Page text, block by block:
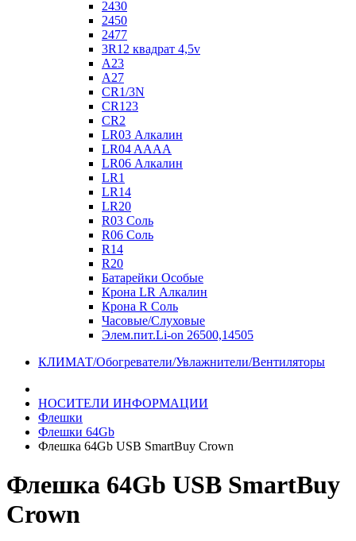
2430
2450
2477
3R12 квадрат 4,5v
A23
A27
CR1/3N
CR123
CR2
LR03 Алкалин
LR04 AAAA
LR06 Алкалин
LR1
LR14
LR20
R03 Соль
R06 Соль
R14
R20
Батарейки Особые
Крона LR Алкалин
Крона R Соль
Часовые/Слуховые
Элем.пит.Li-on 26500,14505
КЛИМАТ/Обогреватели/Увлажнители/Вентиляторы
НОСИТЕЛИ ИНФОРМАЦИИ
Флешки
Флешки 64Gb
Флешка 64Gb USB SmartBuy Crown
Флешка 64Gb USB SmartBuy
Crown